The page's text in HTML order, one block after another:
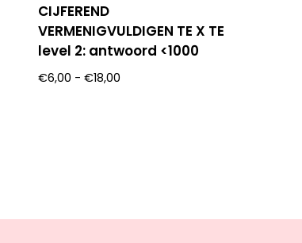
CIJFEREND
VERMENIGVULDIGEN TE X TE
level 2: antwoord <1000
€6,00 - €18,00